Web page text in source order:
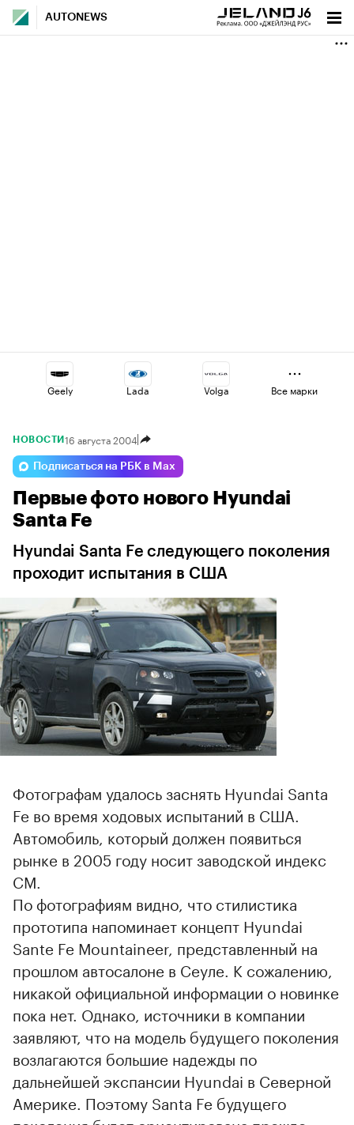
AUTONEWS
Geely Lada Volga
Haval Voyah
Changan Esteo Jaecoo
Все марки
НОВОСТИ 16 августа 2004
Подписаться на РБК в Max
Первые фото нового Hyundai
Santa Fe
Hyundai Santa Fe следующего поколения
проходит испытания в США
Фотографам удалось заснять Hyundai Santa
Fe во время ходовых испытаний в США.
Автомобиль, который должен появиться
рынке в 2005 году носит заводской индекс
CM.
По фотографиям видно, что стилистика
прототипа напоминает концепт Hyundai
Sante Fe Mountaineer, представленный на
прошлом автосалоне в Сеуле. К сожалению,
никакой официальной информации о новинке
пока нет. Однако, источники в компании
заявляют, что на модель будущего поколения
возлагаются большие надежды по
дальнейшей экспансии Hyundai в Северной
Америке. Поэтому Santa Fe будущего